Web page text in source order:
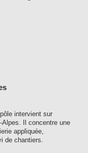
intervient sur
Alpes. Il concentre une
appliquée,
de chantiers.